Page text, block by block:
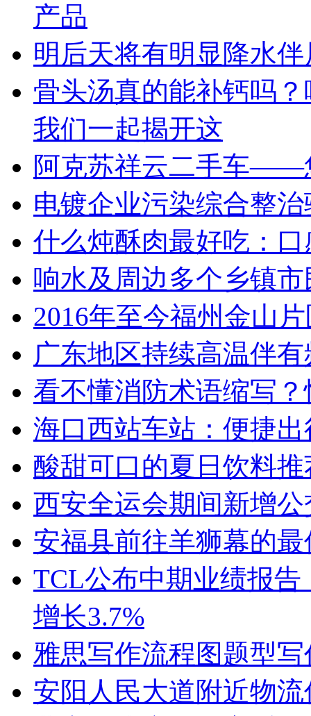
产品
明后天将有明显降水
骨头汤真的能补钙吗
我们一起揭开这
阿克苏祥云二手车——
电镀企业污染综合整
什么炖酥肉最好吃：
响水及周边多个乡镇
2016年至今福州金山
广东地区持续高温伴
看不懂消防术语缩写
海口西站车站：便捷
酸甜可口的夏日饮料推
西安全运会期间新增
安福县前往羊狮幕的
TCL公布中期业绩报告
增长3.7%
雅思写作流程图题型
安阳人民大道附近物